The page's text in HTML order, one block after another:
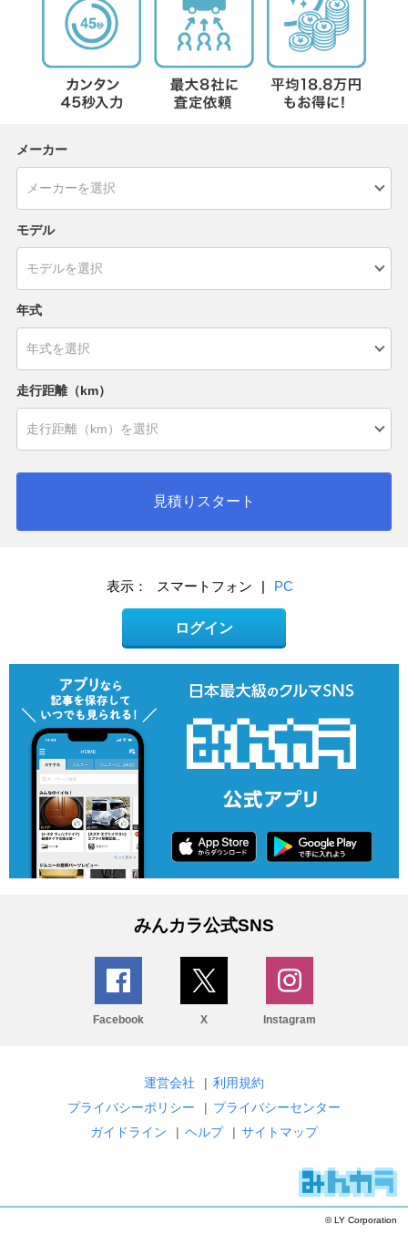
メーカー
モデル
年式
走行距離（km）
見積りスタート
表示： スマートフォン | PC
ログイン
みんカラ公式SNS
Facebook X Instagram
運営会社 | 利用規約
プライバシーポリシー
| プライバシーセンター
ガイドライン
| ヘルプ | サイトマップ
© LY Corporation